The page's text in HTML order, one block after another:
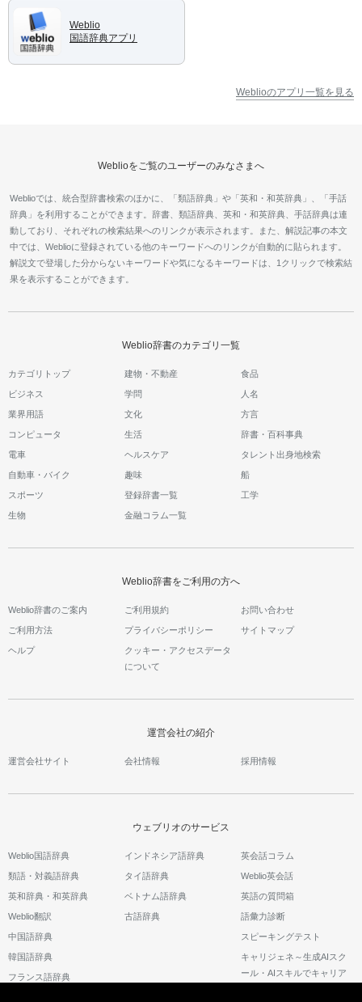
Weblio
国語辞典アプリ
Weblioのアプリ一覧を見る
Weblioをご覧のユーザーのみなさまへ
Weblioでは、統合型辞書検索のほかに、「類語辞典」や「英和・和英辞典」、「手話
辞典」を利用することができます。辞書、類語辞典、英和・和英辞典、手話辞典は連
動しており、それぞれの検索結果へのリンクが表示されます。また、解説記事の本文
中では、Weblioに登録されている他のキーワードへのリンクが自動的に貼られます。
解説文で登場した分からないキーワードや気になるキーワードは、1クリックで検索結
果を表示することができます。
Weblio辞書のカテゴリ一覧
カテゴリトップ 建物・不動産 食品
ビジネス 学問 人名
業界用語 文化 方言
コンピュータ 生活 辞書・百科事典
電車 ヘルスケア タレント出身地検索
自動車・バイク 趣味 船
スポーツ 登録辞書一覧 工学
生物 金融コラム一覧
Weblio辞書をご利用の方へ
Weblio辞書のご案内 ご利用規約 お問い合わせ
ご利用方法 プライバシーポリシー サイトマップ
ヘルプ
クッキー・アクセスデータ
について
運営会社の紹介
運営会社サイト 会社情報 採用情報
ウェブリオのサービス
Weblio国語辞典
類語・対義語辞典
英和辞典・和英辞典
Weblio翻訳
中国語辞典
韓国語辞典
フランス語辞典
インドネシア語辞典
タイ語辞典
ベトナム語辞典
古語辞典
英会話コラム
Weblio英会話
英語の質問箱
語彙力診断
スピーキングテスト
キャリジェネ～生成AIスク
ール・AIスキルでキャリア